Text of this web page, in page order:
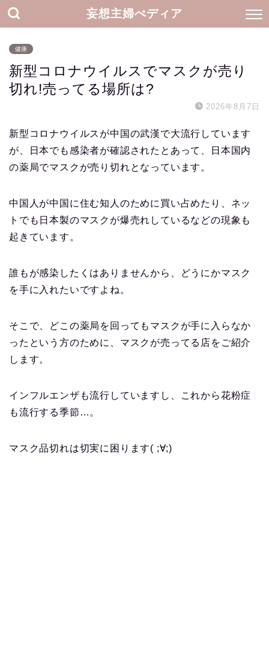
妄想主婦ぺディア
健康
新型コロナウイルスでマスクが売り
切れ!売ってる場所は?
2026年8月7日
新型コロナウイルスが中国の武漢で大流行しています
が、日本でも感染者が確認されたとあって、日本国内
の薬局でマスクが売り切れとなっています。
中国人が中国に住む知人のために買い占めたり、ネッ
トでも日本製のマスクが爆売れしているなどの現象も
起きています。
誰もが感染したくはありませんから、どうにかマスク
を手に入れたいですよね。
そこで、どこの薬局を回ってもマスクが手に入らなか
ったという方のために、マスクが売ってる店をご紹介
します。
インフルエンザも流行していますし、これから花粉症
も流行する季節…。
マスク品切れは切実に困ります( ;∀;)